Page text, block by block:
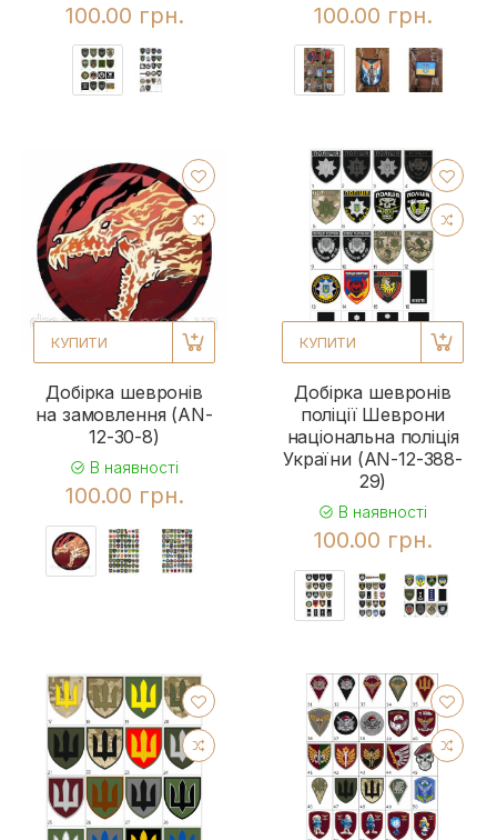
100.00 грн. 100.00 грн.
КУПИТИ
Добірка шевронів
на замовлення (AN-
12-30-8)
В наявності
100.00 грн.
КУПИТИ
Добірка шевронів
поліції Шеврони
національна поліція
України (AN-12-388-
29)
В наявності
100.00 грн.